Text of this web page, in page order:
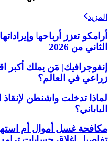
المزيد
أرامكو تعزز أرباحها
الثاني من 2026
إنفوجرافيك| مَن يملك أكبر
زراعي في العالم؟
لماذا تدخلت واشنطن لإنقاذ
الياباني؟
مكافحة غسل أموال أم